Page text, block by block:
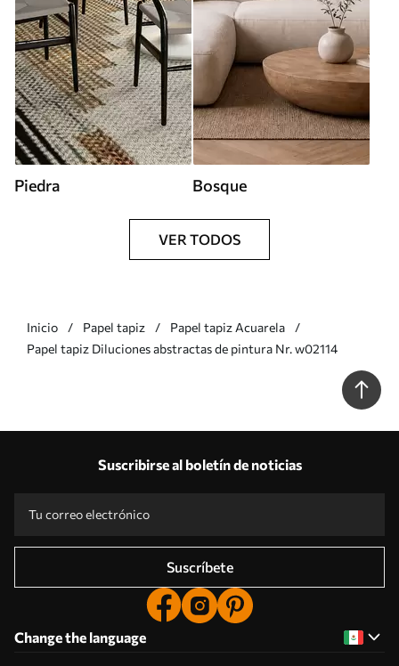
Piedra Bosque
VER TODOS
Inicio Papel tapiz
Papel tapiz Acuarela
Papel tapiz Diluciones abstractas de pintura Nr. w02114
Suscribirse al boletín de noticias
Suscríbete
Change the language